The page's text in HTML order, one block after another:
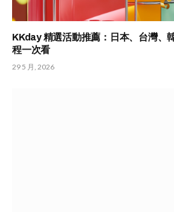
KKday 精選活動推薦：日本、台灣、
程一次看
29 5 月, 2026